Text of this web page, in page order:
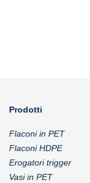
Prodotti
Flaconi in PET
Flaconi HDPE
Erogatori trigger
Vasi in PET